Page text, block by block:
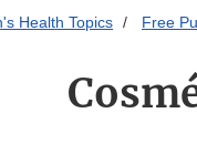
Health Topics Free